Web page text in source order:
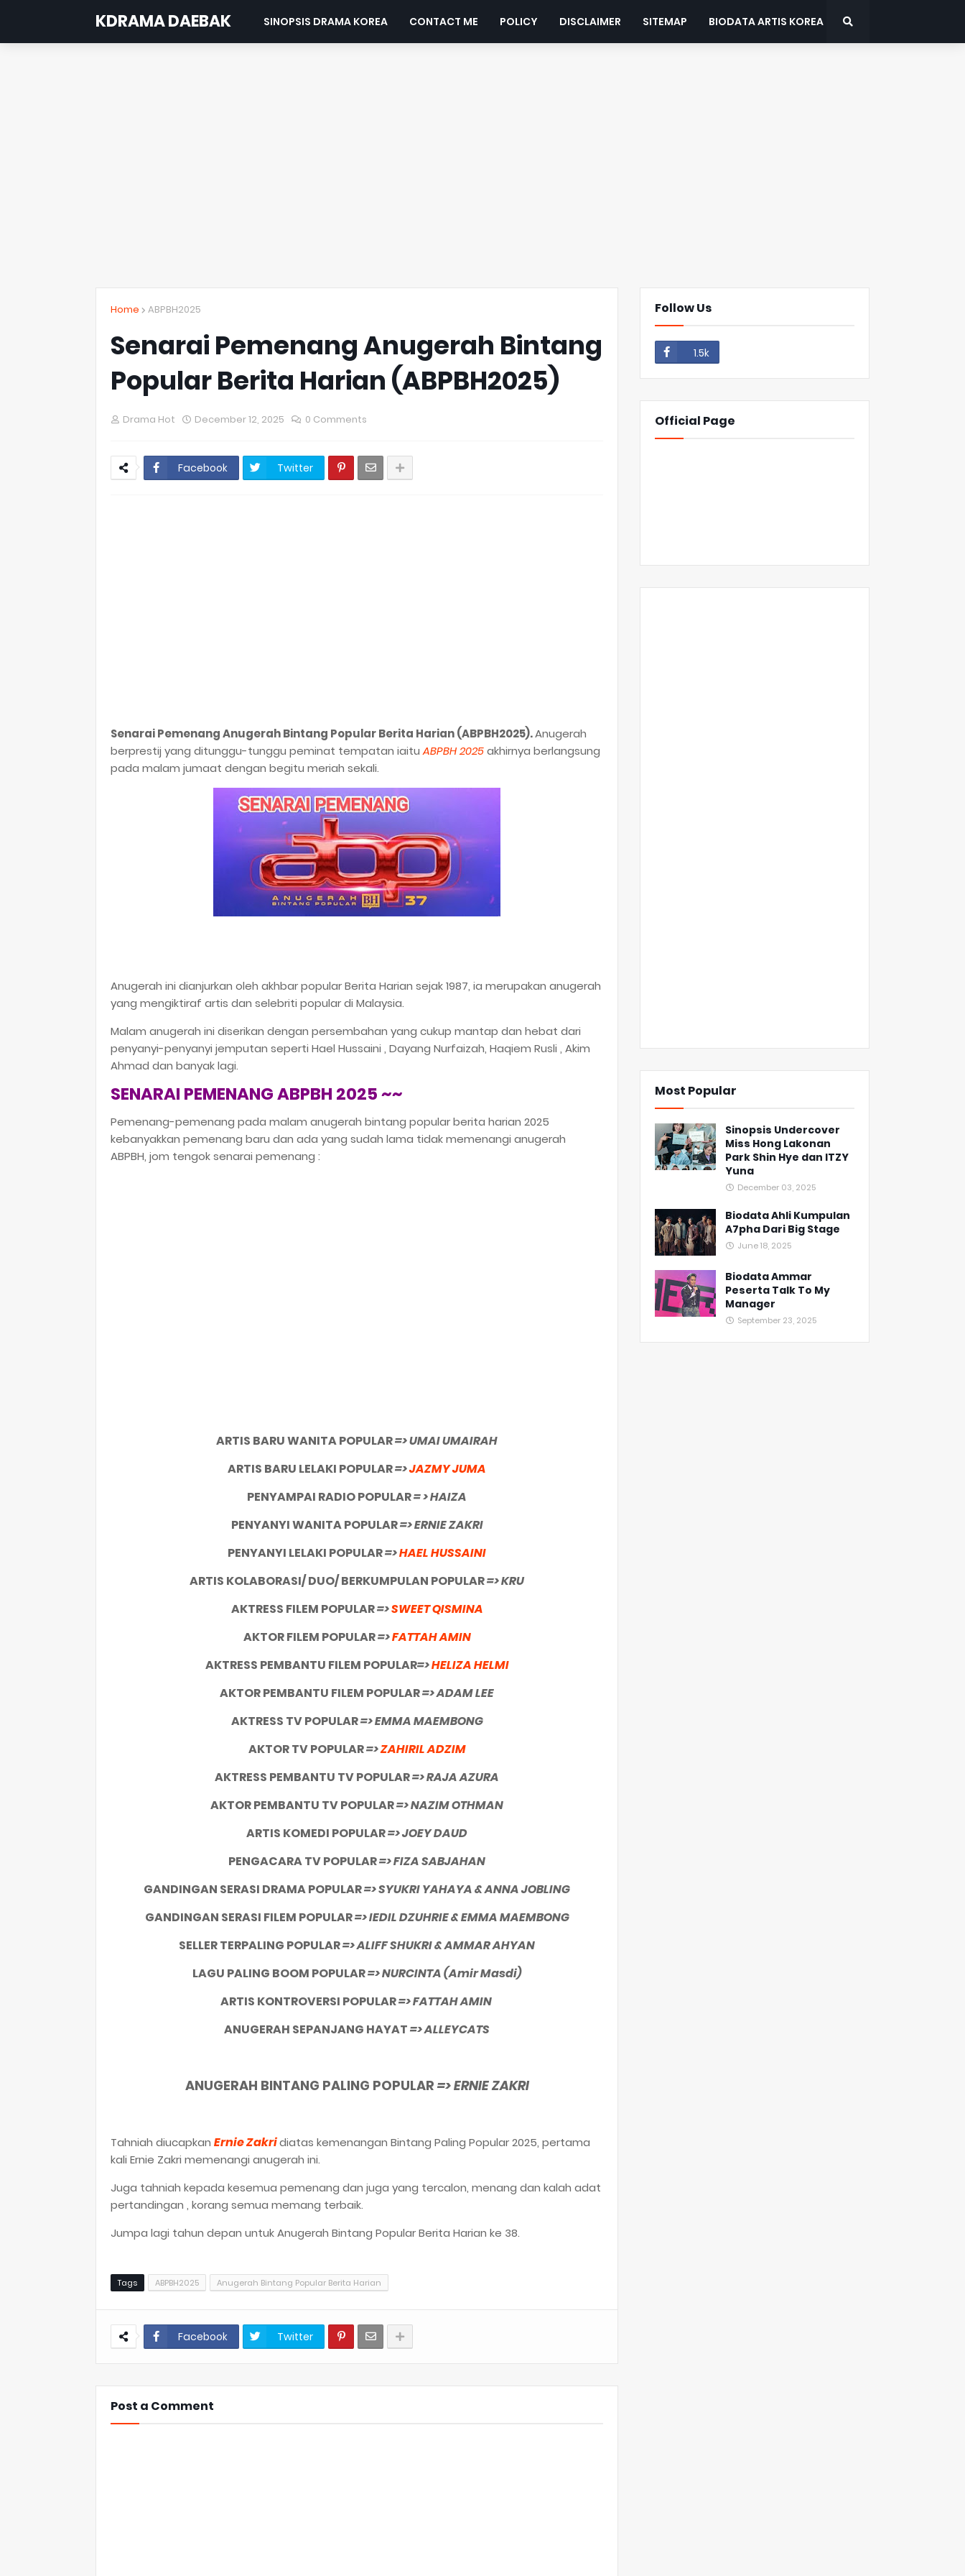
KDRAMA DAEBAK SINOPSIS DRAMA KOREA CONTACT ME POLICY DISCLAIMER SITEMAP BIODATA ARTIS KOREA
Home ABPBH2025
Senarai Pemenang Anugerah Bintang
Popular Berita Harian (ABPBH2025)
Drama Hot December 12, 2025 0 Comments
Facebook Twitter
Senarai Pemenang Anugerah Bintang Popular Berita Harian (ABPBH2025).Anugerah
berprestij yang ditunggu-tunggu peminat tempatan iaituABPBH 2025akhirnya berlangsung
pada malam jumaat dengan begitu meriah sekali.
Anugerah ini dianjurkan oleh akhbar popular Berita Harian sejak 1987, ia merupakan anugerah
yang mengiktiraf artis dan selebriti popular di Malaysia.
Malam anugerah ini diserikan dengan persembahan yang cukup mantap dan hebat dari
penyanyi-penyanyi jemputan seperti Hael Hussaini , Dayang Nurfaizah, Haqiem Rusli , Akim
Ahmad dan banyak lagi.
SENARAI PEMENANG ABPBH 2025 ~~
Pemenang-pemenang pada malam anugerah bintang popular berita harian 2025
kebanyakkan pemenang baru dan ada yang sudah lama tidak memenangi anugerah
ABPBH, jom tengok senarai pemenang :
ARTIS BARU WANITA POPULAR=> UMAI UMAIRAH
ARTIS BARU LELAKI POPULAR=>JAZMY JUMA
PENYAMPAI RADIO POPULAR= > HAIZA
PENYANYI WANITA POPULAR=> ERNIE ZAKRI
PENYANYI LELAKI POPULAR=>HAEL HUSSAINI
ARTIS KOLABORASI/ DUO/ BERKUMPULAN POPULAR=> KRU
AKTRESS FILEM POPULAR=>SWEET QISMINA
AKTOR FILEM POPULAR=>FATTAH AMIN
AKTRESS PEMBANTU FILEM POPULAR=>HELIZA HELMI
AKTOR PEMBANTU FILEM POPULAR=> ADAM LEE
AKTRESS TV POPULAR=> EMMA MAEMBONG
AKTOR TV POPULAR=>ZAHIRIL ADZIM
AKTRESS PEMBANTU TV POPULAR=> RAJA AZURA
AKTOR PEMBANTU TV POPULAR=> NAZIM OTHMAN
ARTIS KOMEDI POPULAR=> JOEY DAUD
PENGACARA TV POPULAR=> FIZA SABJAHAN
GANDINGAN SERASI DRAMA POPULAR=> SYUKRI YAHAYA & ANNA JOBLING
GANDINGAN SERASI FILEM POPULAR=> IEDIL DZUHRIE & EMMA MAEMBONG
SELLER TERPALING POPULAR=> ALIFF SHUKRI & AMMAR AHYAN
LAGU PALING BOOM POPULAR=> NURCINTA (Amir Masdi)
ARTIS KONTROVERSI POPULAR=> FATTAH AMIN
ANUGERAH SEPANJANG HAYAT=> ALLEYCATS
ANUGERAH BINTANG PALING POPULAR => ERNIE ZAKRI
Tahniah diucapkan Ernie Zakridiatas kemenangan Bintang Paling Popular 2025, pertama
kali Ernie Zakri memenangi anugerah ini.
Juga tahniah kepada kesemua pemenang dan juga yang tercalon, menang dan kalah adat
pertandingan , korang semua memang terbaik.
Jumpa lagi tahun depan untuk Anugerah Bintang Popular Berita Harian ke 38.
Tags ABPBH2025 Anugerah Bintang Popular Berita Harian
Facebook Twitter
Post a Comment
Follow Us
1.5k
Official Page
Most Popular
Sinopsis Undercover
Miss Hong Lakonan
Park Shin Hye dan ITZY
Yuna
December 03, 2025
Biodata Ahli Kumpulan
A7pha Dari Big Stage
June 18, 2025
Biodata Ammar
Peserta Talk To My
Manager
September 23, 2025